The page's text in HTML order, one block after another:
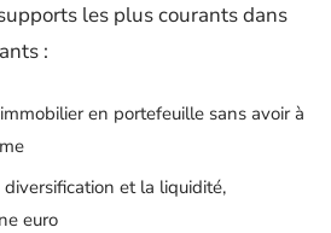
les plus courants dans
:
en portefeuille sans avoir à
et la liquidité,
euro